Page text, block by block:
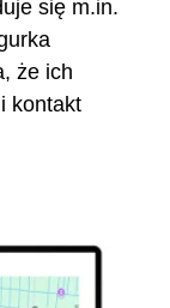
się m.in.
że ich
kontakt